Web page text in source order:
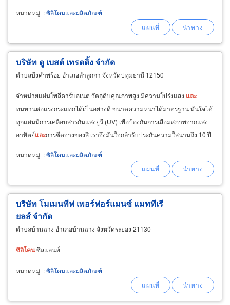
หมวดหมู่ :ซิลิโคนและผลิตภัณฑ์
บริษัท ดู เบสต์ เทรดดิ้ง จำกัด
ตำบลบึงคำพร้อย อำเภอลำลูกกา จังหวัดปทุมธานี 12150
จำหน่ายแผ่นโพลีคาร์บอเนต วัตถุดิบคุณภาพสูง มีความโปร่งแสง และ
ทนทานต่อแรงกระแทกได้เป็นอย่างดี ขนาดความหนาได้มาตรฐาน มั่นใจได้
ทุกแผ่นมีการเคลือบสารกันแสงยูวี (UV) เพื่อป้องกันการเสื่อมสภาพจากแสง
อาทิตย์และการซีดจางของสี เราจึงมั่นใจกล้ารับประกันความใสนานถึง 10 ปี
หมวดหมู่ :ซิลิโคนและผลิตภัณฑ์
บริษัท โมเมนทีฟ เพอร์ฟอร์แมนซ์ แมททีเรี
ยลส์ จำกัด
ตำบลบ้านฉาง อำเภอบ้านฉาง จังหวัดระยอง 21130
ซิลิโคนซีลแลนท์
หมวดหมู่ :ซิลิโคนและผลิตภัณฑ์